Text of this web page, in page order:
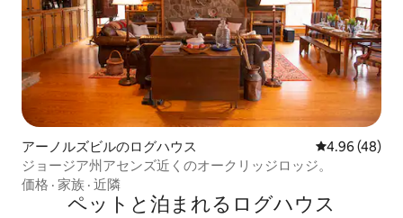
アーノルズビルのログハウス レビュー48
4.96 (48)
ジョージア州アセンズ近くのオークリッジロッジ。
価格 · 家族 · 近隣
ペットと泊まれるログハウス